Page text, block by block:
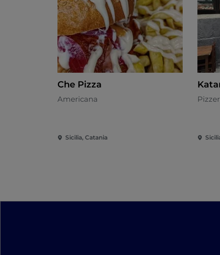
Che Pizza
Americana
Sicilia, Catania